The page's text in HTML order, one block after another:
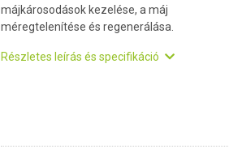
májkárosodások kezelése, a máj
méregtelenítése és regenerálása.
Részletes leírás és specifikáció